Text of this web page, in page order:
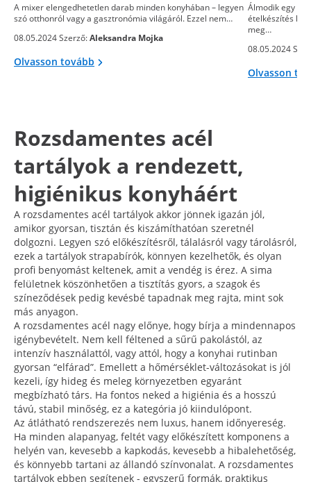
A mixer elengedhetetlen darab minden konyhában – legyen
szó otthonról vagy a gasztronómia világáról. Ezzel nem…
08.05.2024 Szerző:Aleksandra Mojka
Olvasson tovább
Álmodik egy
ételkészítés
meg…
08.05.2024
Olvasson
Rozsdamentes acél
tartályok a rendezett,
higiénikus konyháért
A rozsdamentes acél tartályok akkor jönnek igazán jól,
amikor gyorsan, tisztán és kiszámíthatóan szeretnél
dolgozni. Legyen szó előkészítésről, tálalásról vagy tárolásról,
ezek a tartályok strapabírók, könnyen kezelhetők, és olyan
profi benyomást keltenek, amit a vendég is érez. A sima
felületnek köszönhetően a tisztítás gyors, a szagok és
színeződések pedig kevésbé tapadnak meg rajta, mint sok
más anyagon.
A rozsdamentes acél nagy előnye, hogy bírja a mindennapos
igénybevételt. Nem kell féltened a sűrű pakolástól, az
intenzív használattól, vagy attól, hogy a konyhai rutinban
gyorsan “elfárad”. Emellett a hőmérséklet-változásokat is jól
kezeli, így hideg és meleg környezetben egyaránt
megbízható társ. Ha fontos neked a higiénia és a hosszú
távú, stabil minőség, ez a kategória jó kiindulópont.
Az átlátható rendszerezés nem luxus, hanem időnyereség.
Ha minden alapanyag, feltét vagy előkészített komponens a
helyén van, kevesebb a kapkodás, kevesebb a hibalehetőség,
és könnyebb tartani az állandó színvonalat. A rozsdamentes
tartályok ebben segítenek - egyszerű formák, praktikus